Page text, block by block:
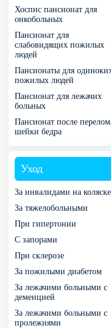
Хоспис пансионат для
онкобольных
Пансионат для
слабовидящих пожилых
людей
Пансионаты для
пожилых людей
Пансионат для лежачих
больных
Пансионат после
шейки бедра
Уход
За инвалидами на коляске
За тяжелобольными
При гипертонии
С запорами
При склерозе
За пожилыми диабетом
За лежачими больными с
деменцией
За лежачими больными с
пролежнями